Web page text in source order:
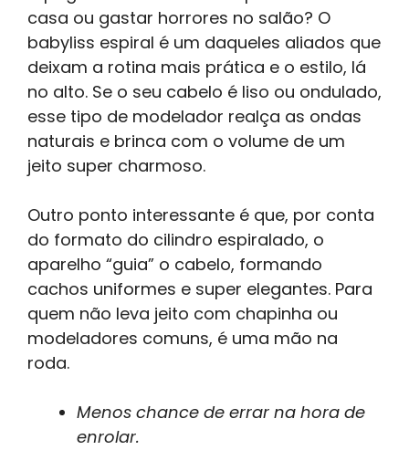
casa ou gastar horrores no salão? O
babyliss espiral é um daqueles aliados que
deixam a rotina mais prática e o estilo, lá
no alto. Se o seu cabelo é liso ou ondulado,
esse tipo de modelador realça as ondas
naturais e brinca com o volume de um
jeito super charmoso.
Outro ponto interessante é que, por conta
do formato do cilindro espiralado, o
aparelho “guia” o cabelo, formando
cachos uniformes e super elegantes. Para
quem não leva jeito com chapinha ou
modeladores comuns, é uma mão na
roda.
Menos chance de errar na hora de
enrolar.